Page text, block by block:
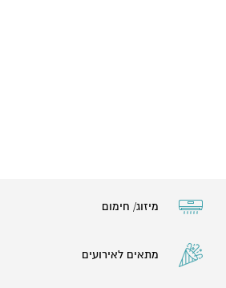
מיזוג/ חימום
מתאים לאירועים